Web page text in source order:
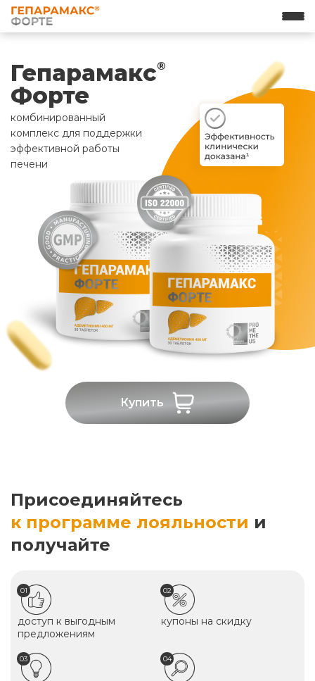
Гепарамакс®
Форте
комбинированный
комплекс для поддержки
эффективной работы
печени
Купить
Присоединяйтесь
к программе лояльности и
получайте
01
доступ к выгодным
предложениям
02
купоны на скидку
03 04